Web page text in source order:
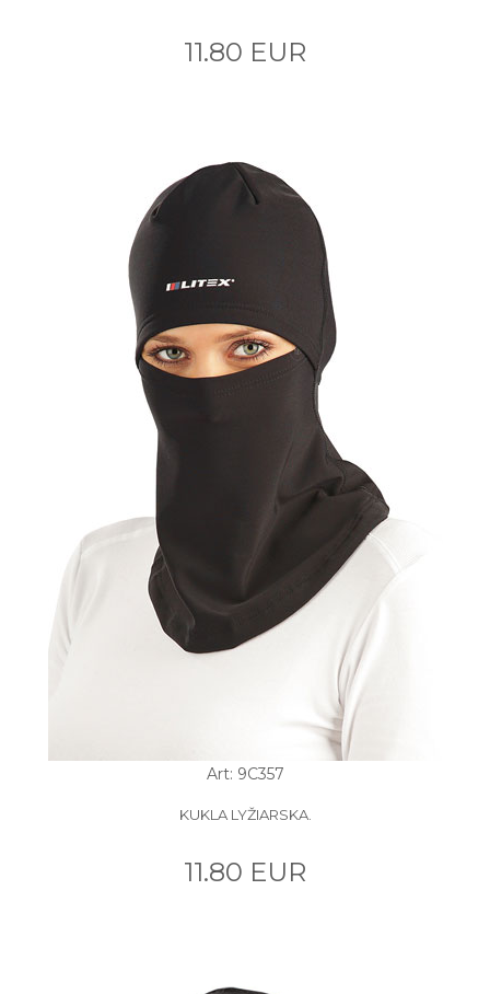
11.80 EUR
Art: 9C357
KUKLA LYŽIARSKA.
11.80 EUR